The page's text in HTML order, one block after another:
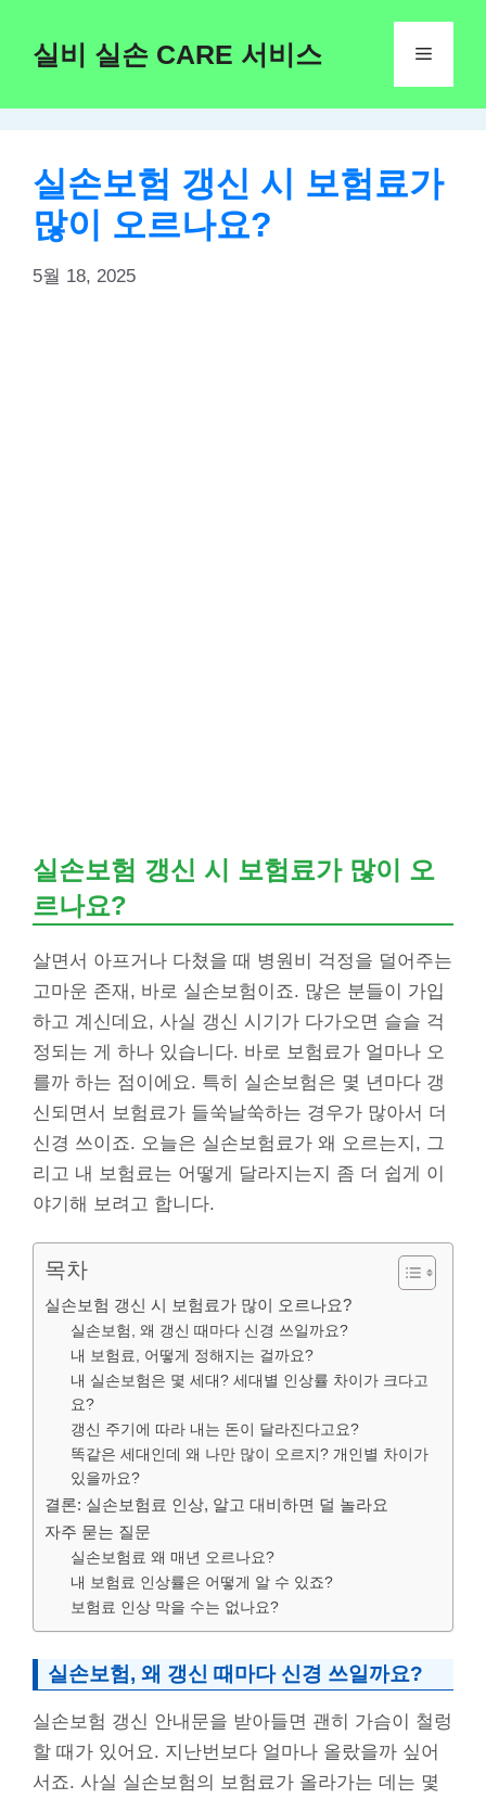
content
실비 실손 CARE 서비스 Menu
실손보험 갱신 시 보험료가
많이 오르나요?
5월 18, 2025
실손보험 갱신 시 보험료가 많이 오
르나요?
살면서 아프거나 다쳤을 때 병원비 걱정을 덜어주는
고마운 존재, 바로 실손보험이죠. 많은 분들이 가입
하고 계신데요, 사실 갱신 시기가 다가오면 슬슬 걱
정되는 게 하나 있습니다. 바로 보험료가 얼마나 오
를까 하는 점이에요. 특히 실손보험은 몇 년마다 갱
신되면서 보험료가 들쑥날쑥하는 경우가 많아서 더
신경 쓰이죠. 오늘은 실손보험료가 왜 오르는지, 그
리고 내 보험료는 어떻게 달라지는지 좀 더 쉽게 이
야기해 보려고 합니다.
목차
실손보험 갱신 시 보험료가 많이 오르나요?
실손보험, 왜 갱신 때마다 신경 쓰일까요?
내 보험료, 어떻게 정해지는 걸까요?
내 실손보험은 몇 세대? 세대별 인상률 차이가 크다고
요?
갱신 주기에 따라 내는 돈이 달라진다고요?
똑같은 세대인데 왜 나만 많이 오르지? 개인별 차이가
있을까요?
결론: 실손보험료 인상, 알고 대비하면 덜 놀라요
자주 묻는 질문
실손보험료 왜 매년 오르나요?
내 보험료 인상률은 어떻게 알 수 있죠?
보험료 인상 막을 수는 없나요?
실손보험, 왜 갱신 때마다 신경 쓰일까요?
실손보험 갱신 안내문을 받아들면 괜히 가슴이 철렁
할 때가 있어요. 지난번보다 얼마나 올랐을까 싶어
서죠. 사실 실손보험의 보험료가 올라가는 데는 몇